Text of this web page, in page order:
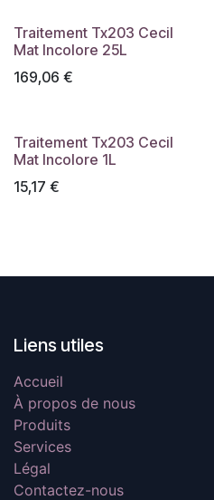
Traitement Tx203 Cecil
Mat Incolore 25L
169,06 €
Traitement Tx203 Cecil
Mat Incolore 1L
15,17 €
Liens utiles
Accueil
À propos de nous
Produits
Services
Légal
Contactez-nous